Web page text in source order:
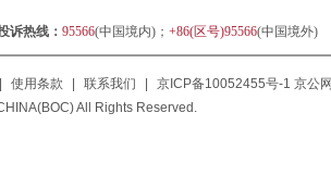
诉热线： 95566(中国境内)； +86(区号)95566(中国境外)
使用条款 联系我们 京ICP备10052455号-1 京公
All Rights Reserved.